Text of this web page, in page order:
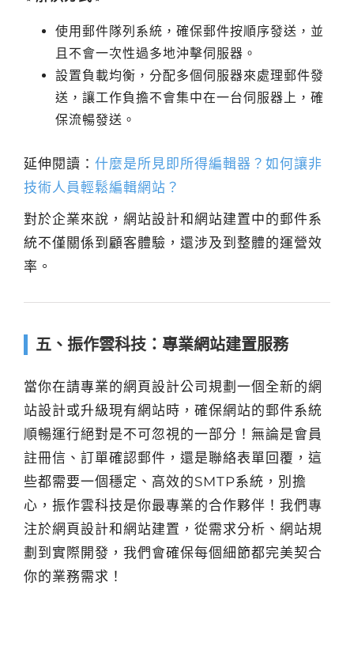
使用郵件隊列系統，確保郵件按順序發送，並
且不會一次性過多地沖擊伺服器。
設置負載均衡，分配多個伺服器來處理郵件發
送，讓工作負擔不會集中在一台伺服器上，確
保流暢發送。
延伸閱讀： 什麼是所見即所得編輯器？如何讓非
技術人員輕鬆編輯網站？
對於企業來說，網站設計和網站建置中的郵件系
統不僅關係到顧客體驗，還涉及到整體的運營效
率。
五、振作雲科技：專業網站建置服務
當你在請專業的網頁設計公司規劃一個全新的網
站設計或升級現有網站時，確保網站的郵件系統
順暢運行絕對是不可忽視的一部分！無論是會員
註冊信、訂單確認郵件，還是聯絡表單回覆，這
些都需要一個穩定、高效的SMTP系統，別擔
心，振作雲科技是你最專業的合作夥伴！我們專
注於網頁設計和網站建置，從需求分析、網站規
劃到實際開發，我們會確保每個細節都完美契合
你的業務需求！